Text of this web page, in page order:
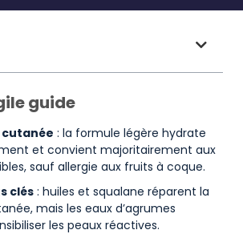
guide
: la formule légère hydrate
et convient majoritairement aux
sauf allergie aux fruits à coque.
clés : huiles et squalane réparent la
mais les eaux d’agrumes
les peaux réactives.